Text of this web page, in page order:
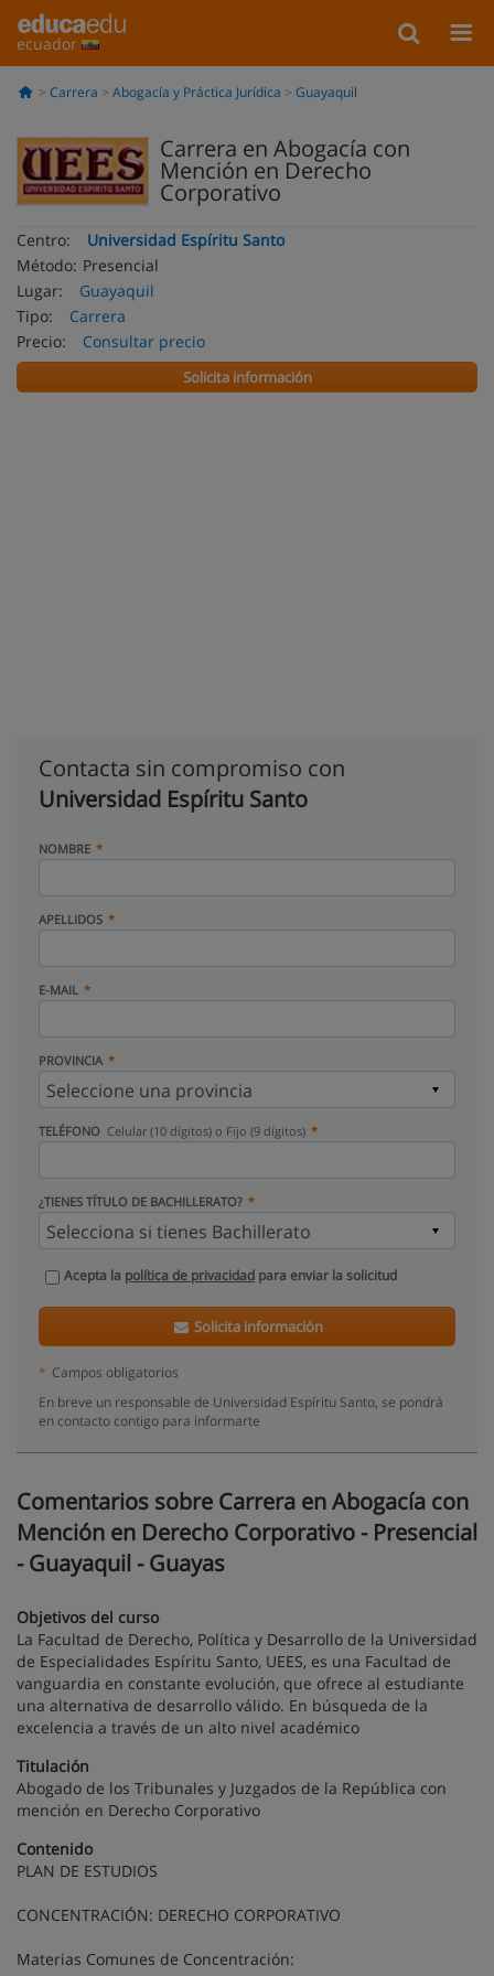
ecuador
Carrera Abogacía y Práctica Jurídica Guayaquil
Carrera en Abogacía con
Mención en Derecho
Corporativo
Centro:
Universidad Espíritu Santo
Método: Presencial
Lugar:
Guayaquil
Tipo:
Carrera
Precio:
Consultar precio
Solicita información
Contacta sin compromiso con
Universidad Espíritu Santo
NOMBRE
APELLIDOS
E-MAIL
PROVINCIA
TELÉFONO Celular (10 dígitos) o Fijo (9 dígitos)
¿TIENES TÍTULO DE BACHILLERATO?
Acepta la política de privacidad para enviar la solicitud
Solicita información
* Campos obligatorios
En breve un responsable de Universidad Espíritu Santo, se pondrá
en contacto contigo para informarte
Comentarios sobre Carrera en Abogacía con
Mención en Derecho Corporativo - Presencial
- Guayaquil - Guayas
Objetivos del curso
La Facultad de Derecho, Política y Desarrollo de la Universidad
de Especialidades Espíritu Santo, UEES, es una Facultad de
vanguardia en constante evolución, que ofrece al estudiante
una alternativa de desarrollo válido. En búsqueda de la
excelencia a través de un alto nivel académico
Titulación
Abogado de los Tribunales y Juzgados de la República con
mención en Derecho Corporativo
Contenido
PLAN DE ESTUDIOS
CONCENTRACIÓN: DERECHO CORPORATIVO
Materias Comunes de Concentración: